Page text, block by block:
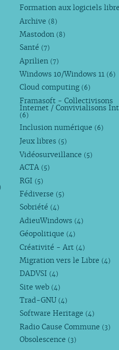
Formation aux logiciels
Archive (8)
Mastodon (8)
Santé (7)
Aprilien (7)
Windows 10/Windows 11 (6)
Cloud computing (6)
Framasoft - Collectivisons
Internet / Convivialisons
(6)
Inclusion numérique (6)
Jeux libres (5)
Vidéosurveillance (5)
ACTA (5)
RGI (5)
Fédiverse (5)
Sobriété (4)
AdieuWindows (4)
Géopolitique (4)
Créativité - Art (4)
Migration vers le Libre (4)
DADVSI (4)
Site web (4)
Trad-GNU (4)
Software Heritage (4)
Radio Cause Commune (3)
Obsolescence (3)